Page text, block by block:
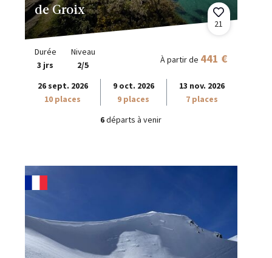
de Groix
21
Durée
3 jrs
Niveau
2/5
À partir de 441 €
26 sept. 2026
10 places
9 oct. 2026
9 places
13 nov. 2026
7 places
6départs à venir